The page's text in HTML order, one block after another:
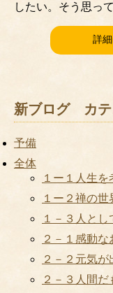
したい。そう思っ
詳
新ブログ カテ
予備
全体
１ー１人生を
１ー２禅の世
１－３人と
２－１感動な
２－２元気が
２－３人間